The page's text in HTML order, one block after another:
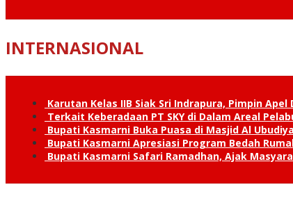
INTERNASIONAL
Karutan Kelas IIB Siak Sri Indrapura, Pimpin Apel
Terkait Keberadaan PT SKY di Dalam Areal
Bupati Kasmarni Buka Puasa di Masjid Al
Bupati Kasmarni Apresiasi Program Bedah
Bupati Kasmarni Safari Ramadhan, Ajak